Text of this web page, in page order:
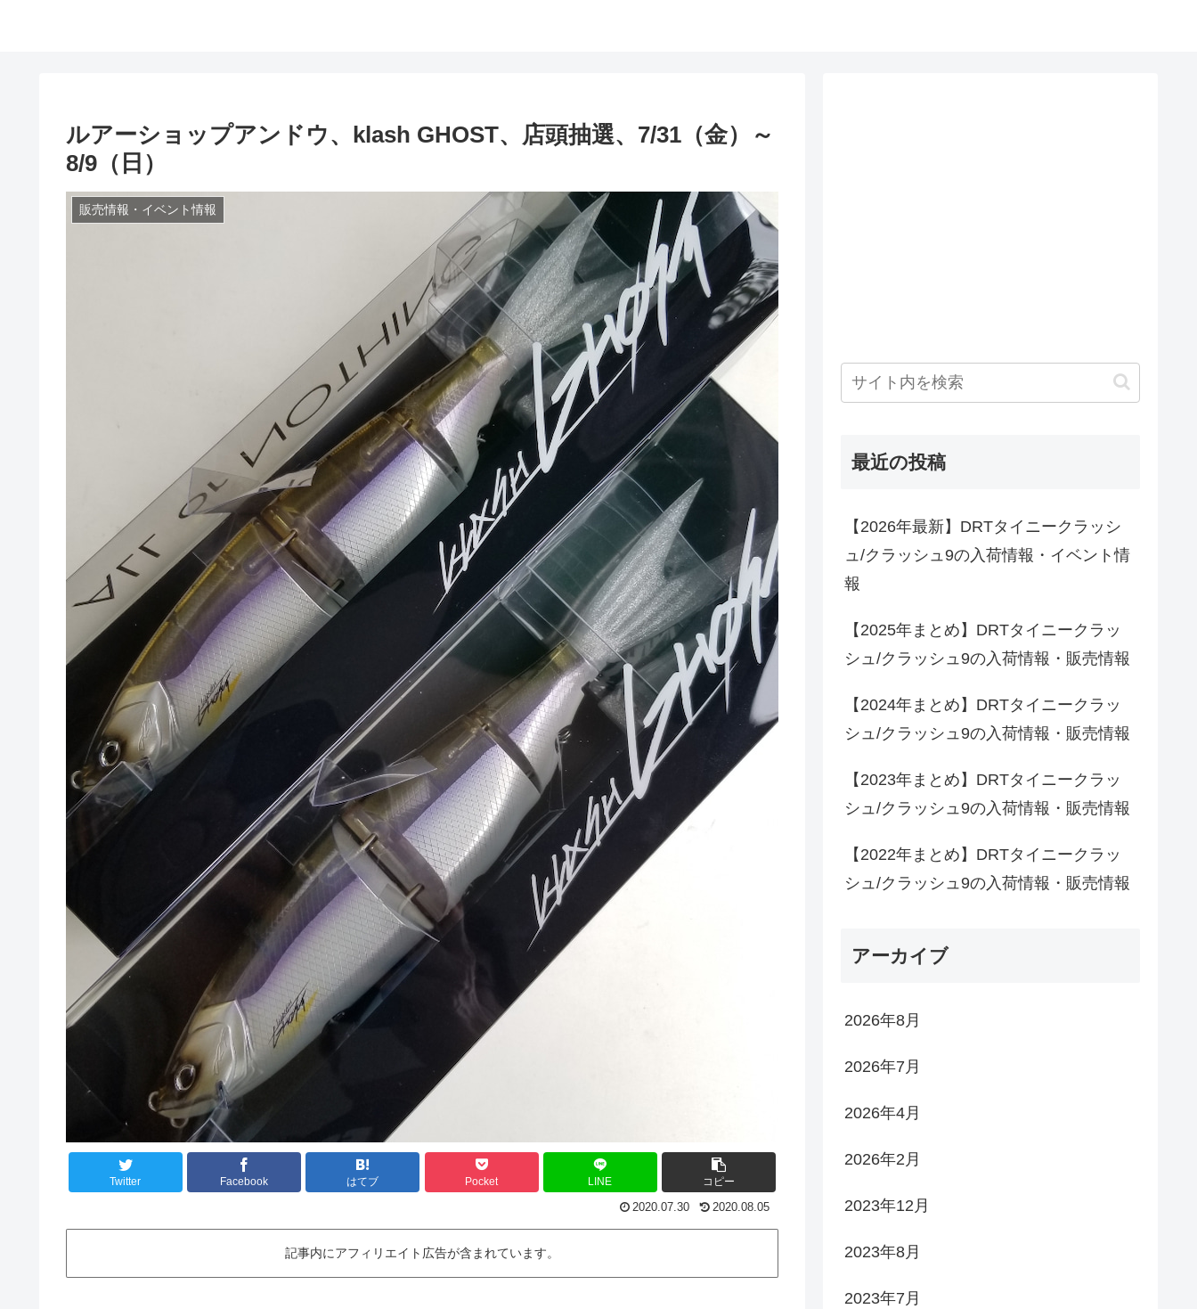
ルアーショップアンドウ、klash GHOST、店頭抽選、7/31（金）～
8/9（日）
販売情報・イベント情報
Twitter Facebook はてブ Pocket LINE コピー
2020.07.30 2020.08.05
記事内にアフィリエイト広告が含まれています。
最近の投稿
【2026年最新】DRTタイニークラッシ
ュ/クラッシュ9の入荷情報・イベント情
報
【2025年まとめ】DRTタイニークラッ
シュ/クラッシュ9の入荷情報・販売情報
【2024年まとめ】DRTタイニークラッ
シュ/クラッシュ9の入荷情報・販売情報
【2023年まとめ】DRTタイニークラッ
シュ/クラッシュ9の入荷情報・販売情報
【2022年まとめ】DRTタイニークラッ
シュ/クラッシュ9の入荷情報・販売情報
アーカイブ
2026年8月
2026年7月
2026年4月
2026年2月
2023年12月
2023年8月
2023年7月